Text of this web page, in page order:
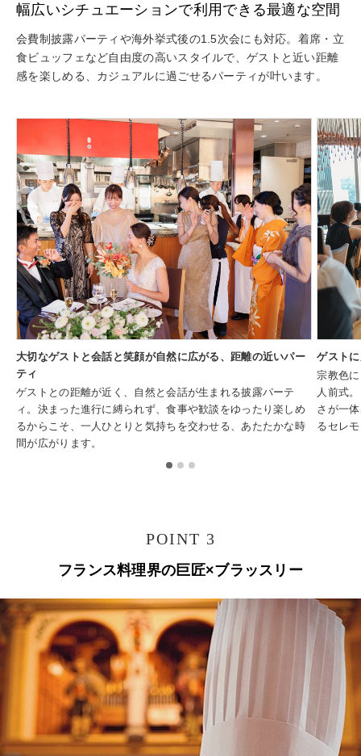
幅広いシチュエーションで利用できる最適な空間
会費制披露パーティや海外挙式後の1.5次会にも対応。着席・立
食ビュッフェなど自由度の高いスタイルで、ゲストと近い距離
感を楽しめる、カジュアルに過ごせるパーティが叶います。
大切なゲストと会話と笑顔が自然に広がる、距離の近いパー
ティ
ゲストとの距離が近く、自然と会話が生まれる披露パーテ
ィ。決まった進行に縛られず、食事や歓談をゆったり楽しめ
るからこそ、一人ひとりと気持ちを交わせる、あたたかな時
間が広がります。
ゲスト
宗教色
人前式
さが一
るセレ
POINT 3
フランス料理界の巨匠×ブラッスリー